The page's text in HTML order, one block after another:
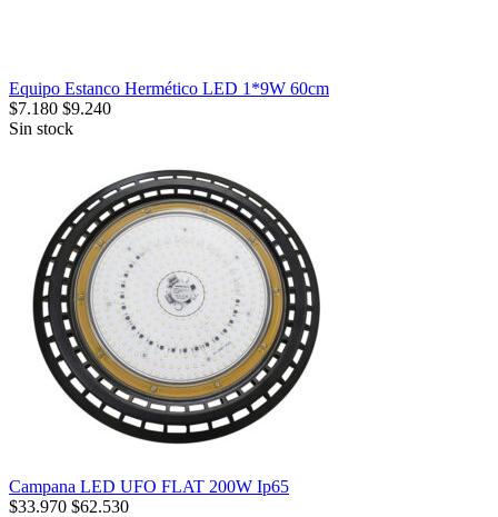
Equipo Estanco Hermético LED 1*9W 60cm
$7.180 $9.240
Sin stock
Campana LED UFO FLAT 200W Ip65
$33.970 $62.530